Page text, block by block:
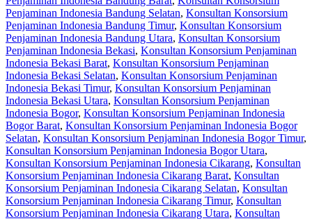
Penjaminan Indonesia Bandung Selatan, Konsultan Konsorsium
Penjaminan Indonesia Bandung Timur, Konsultan Konsorsium
Penjaminan Indonesia Bandung Utara, Konsultan Konsorsium
Penjaminan Indonesia Bekasi, Konsultan Konsorsium Penjaminan
Indonesia Bekasi Barat, Konsultan Konsorsium Penjaminan
Indonesia Bekasi Selatan, Konsultan Konsorsium Penjaminan
Indonesia Bekasi Timur, Konsultan Konsorsium Penjaminan
Indonesia Bekasi Utara, Konsultan Konsorsium Penjaminan
Indonesia Bogor, Konsultan Konsorsium Penjaminan Indonesia
Bogor Barat, Konsultan Konsorsium Penjaminan Indonesia Bogor
Selatan, Konsultan Konsorsium Penjaminan Indonesia Bogor Timur,
Konsultan Konsorsium Penjaminan Indonesia Bogor Utara,
Konsultan Konsorsium Penjaminan Indonesia Cikarang, Konsultan
Konsorsium Penjaminan Indonesia Cikarang Barat, Konsultan
Konsorsium Penjaminan Indonesia Cikarang Selatan, Konsultan
Konsorsium Penjaminan Indonesia Cikarang Timur, Konsultan
Konsorsium Penjaminan Indonesia Cikarang Utara, Konsultan